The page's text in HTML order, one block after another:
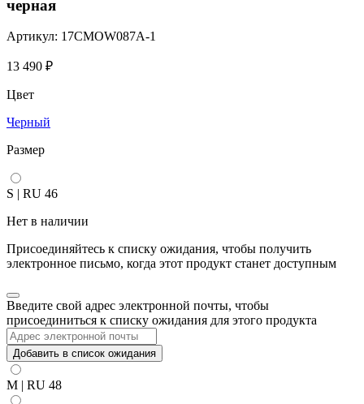
черная
Артикул: 17CMOW087A-1
13 490 ₽
Цвет
Черный
Размер
S | RU 46
Нет в наличии
Присоединяйтесь к списку ожидания, чтобы получить
электронное письмо, когда этот продукт станет доступным
Закрыть
уведомление
Введите свой адрес электронной почты, чтобы
присоединиться к списку ожидания для этого продукта
Добавить в список ожидания
M | RU 48